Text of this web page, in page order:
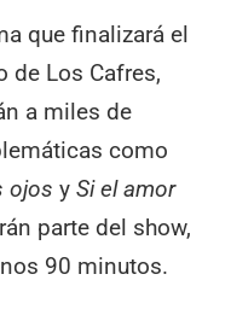
que finalizará el
de Los Cafres,
a miles de
como
ojos ySi el amor
parte del show,
90 minutos.